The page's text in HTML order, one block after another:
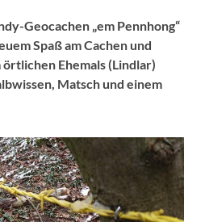
Geocachen „em Pennhong“
Spaß am Cachen und
Ehemals (Lindlar)
Matsch und einem